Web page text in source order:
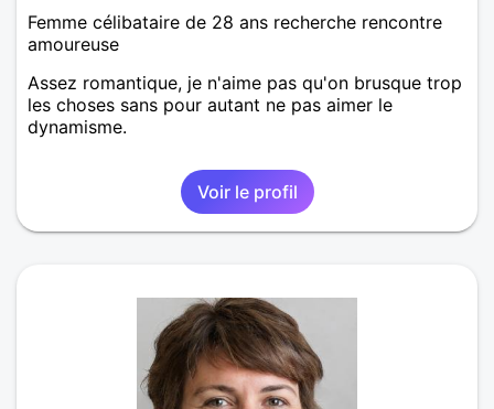
Femme célibataire de 28 ans recherche rencontre
amoureuse
Assez romantique, je n'aime pas qu'on brusque trop
les choses sans pour autant ne pas aimer le
dynamisme.
Voir le profil